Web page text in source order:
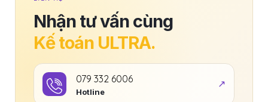
Nhận tư vấn cùng
Kế toán ULTRA.
Hotline
079 332 6006